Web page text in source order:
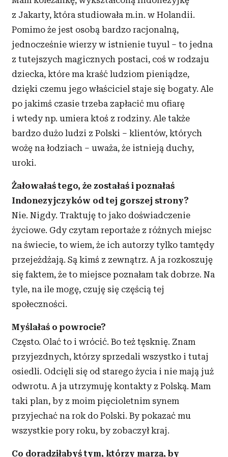
korzystasz z naszej witryny, udostępniamy partnerom
społecznościowym, reklamowym i analitycznym.
Partnerzy mogą połączyć te informacje z innymi danymi
otrzymanymi od Ciebie lub uzyskanymi podczas
korzystania z ich usług.
z Jakarty, która studiowała m.in. w Holandii.
Pomimo że jest osobą bardzo racjonalną,
jednocześnie wierzy w istnienie tuyul – to jedna
z tutejszych magicznych postaci, coś w rodzaju
dziecka, które ma kraść ludziom pieniądze,
dzięki czemu jego właściciel staje się bogaty. Ale
po jakimś czasie trzeba zapłacić mu ofiarę
i wtedy np. umiera ktoś z rodziny. Ale także
bardzo dużo ludzi z Polski – klientów, których
wożę na łodziach – uważa, że istnieją duchy,
uroki.
Żałowałaś tego, że zostałaś i poznałaś
Indonezyjczyków od tej gorszej strony?
Nie. Nigdy. Traktuję to jako doświadczenie
życiowe. Gdy czytam reportaże z różnych miejsc
na świecie, to wiem, że ich autorzy tylko tamtędy
przejeżdżają. Są kimś z zewnątrz. A ja rozkoszuję
się faktem, że to miejsce poznałam tak dobrze. Na
tyle, na ile mogę, czuję się częścią tej
społeczności.
Myślałaś o powrocie?
Często. Olać to i wrócić. Bo też tęsknię. Znam
przyjezdnych, którzy sprzedali wszystko i tutaj
osiedli. Odcięli się od starego życia i nie mają już
odwrotu. A ja utrzymuję kontakty z Polską. Mam
taki plan, by z moim pięcioletnim synem
przyjechać na rok do Polski. By pokazać mu
wszystkie pory roku, by zobaczył kraj.
Co doradziłabyś tym, którzy marzą, by